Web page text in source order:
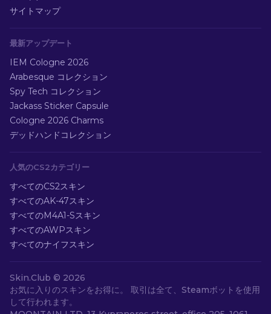
サイトマップ
最新アップデート
IEM Cologne 2026
Arabesque コレクション
Spy Tech コレクション
Jackass Sticker Capsule
Cologne 2026 Charms
デッドハンドコレクション
人気のCS2カテゴリー
すべてのCS2スキン
すべてのAK-47スキン
すべてのM4A1-Sスキン
すべてのAWPスキン
すべてのナイフスキン
Skin.Club © 2026
お気に入りのスキンをお得に。 取引は全て、Steamボットを使用
して行われます。